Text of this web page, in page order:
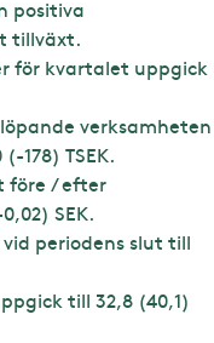
positiva
tillväxt.
för kvartalet uppgick
verksamheten
178) TSEK.
före / efter
SEK.
periodens slut till
till 32,8 (40,1)